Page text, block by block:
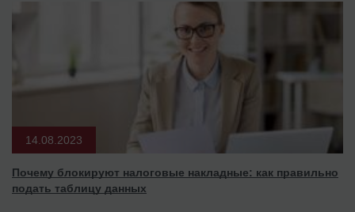
14.08.2023
Почему блокируют налоговые накладные: как правильно
подать таблицу данных